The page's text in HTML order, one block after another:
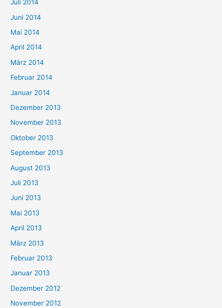
Juli 2014
Juni 2014
Mai 2014
April 2014
März 2014
Februar 2014
Januar 2014
Dezember 2013
November 2013
Oktober 2013
September 2013
August 2013
Juli 2013
Juni 2013
Mai 2013
April 2013
März 2013
Februar 2013
Januar 2013
Dezember 2012
November 2012